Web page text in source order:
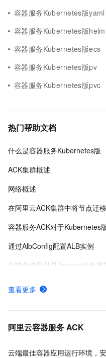
容器服务Kubernetes版yaml
容器服务Kubernetes版helm
容器服务Kubernetes版ecs
容器服务Kubernetes版pv
容器服务Kubernetes版pvc
热门帮助文档
什么是容器服务Kubernetes版
ACK集群概述
网络概述
在阿里云ACK集群中将节点迁
容器服务ACK对于Kubernetes
通过AlbConfig配置ALB实例
创建并使用ALB Ingress对外暴
Ingress概述
采集ACK集群容器日志（
查看更多
阿里云容器服务 ACK
云端最佳容器应用运行环境，